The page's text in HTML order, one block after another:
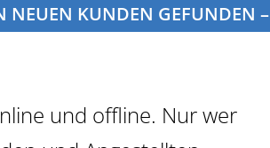
NEUEN KUNDEN GEFUNDEN –
und offline. Nur wer